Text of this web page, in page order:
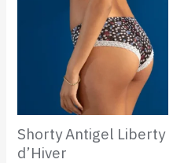
Shorty Antigel Liberty
d’Hiver